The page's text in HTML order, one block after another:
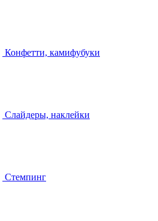
Конфетти, камифубуки
Слайдеры, наклейки
Стемпинг